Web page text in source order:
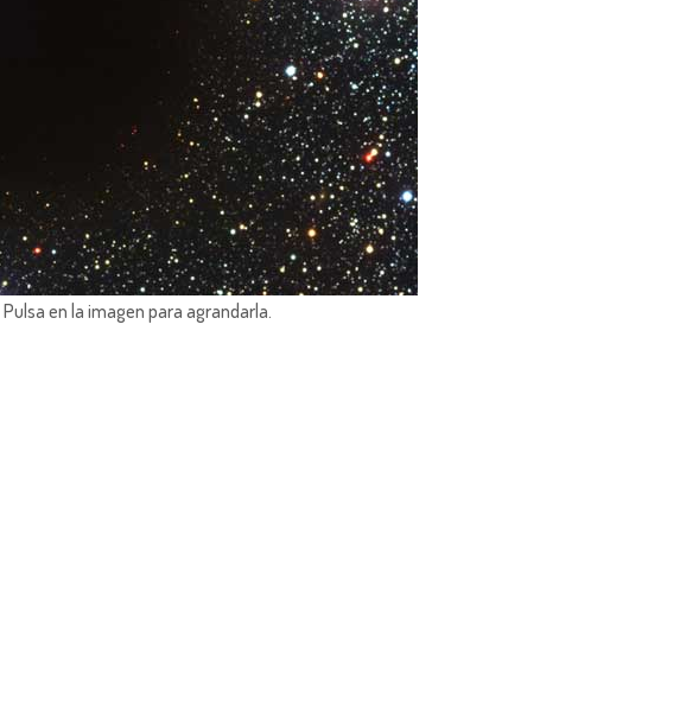
Pulsa en la imagen para agrandarla.